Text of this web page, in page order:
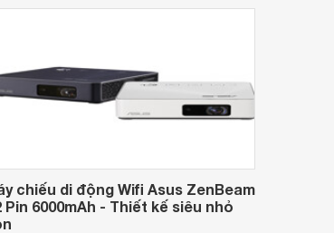
chiếu di động Wifi Asus ZenBeam
Pin 6000mAh - Thiết kế siêu nhỏ